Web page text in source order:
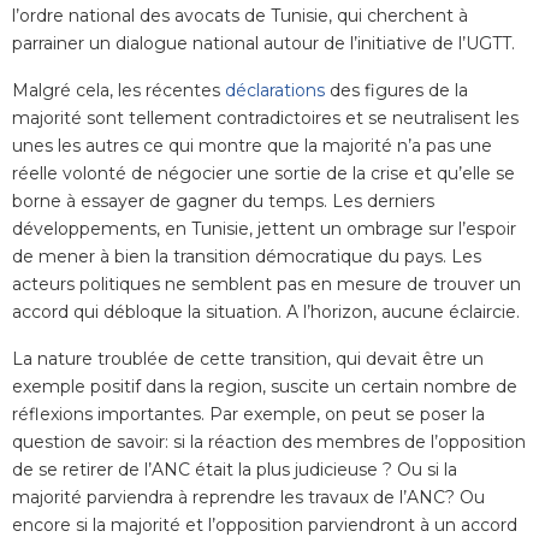
l’ordre national des avocats de Tunisie, qui cherchent à
parrainer un dialogue national autour de l’initiative de l’UGTT.
Malgré cela, les récentes déclarations des figures de la
majorité sont tellement contradictoires et se neutralisent les
unes les autres ce qui montre que la majorité n’a pas une
réelle volonté de négocier une sortie de la crise et qu’elle se
borne à essayer de gagner du temps. Les derniers
développements, en Tunisie, jettent un ombrage sur l’espoir
de mener à bien la transition démocratique du pays. Les
acteurs politiques ne semblent pas en mesure de trouver un
accord qui débloque la situation. A l’horizon, aucune éclaircie.
La nature troublée de cette transition, qui devait être un
exemple positif dans la region, suscite un certain nombre de
réflexions importantes. Par exemple, on peut se poser la
question de savoir: si la réaction des membres de l’opposition
de se retirer de l’ANC était la plus judicieuse ? Ou si la
majorité parviendra à reprendre les travaux de l’ANC? Ou
encore si la majorité et l’opposition parviendront à un accord